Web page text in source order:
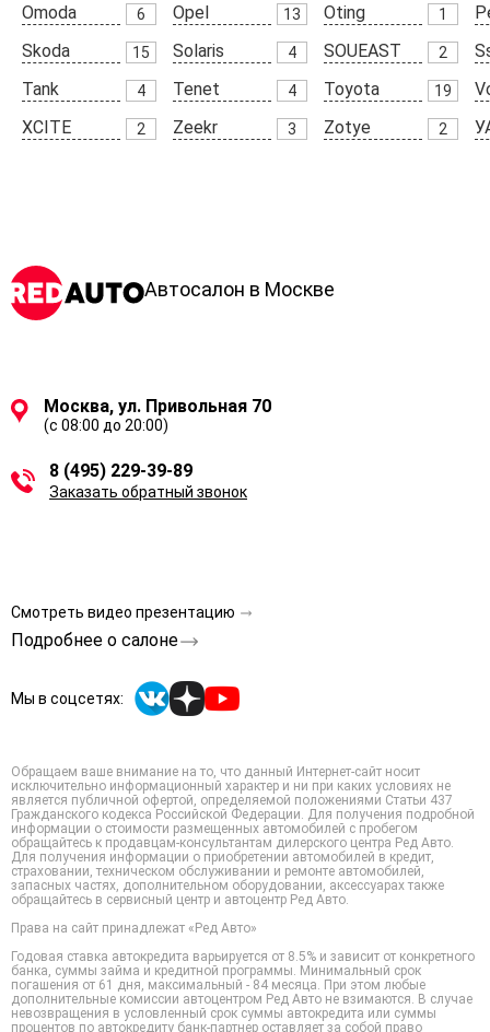
Omoda
6 Opel 13 Oting 1
Skoda
15 Solaris 4 SOUEAST 2
Tank
4 Tenet 4 Toyota 19
XCITE
2 Zeekr 3 Zotye 2
Автосалон в Москве
Москва, ул. Привольная 70
(с 08:00 до 20:00)
8 (495) 229-39-89
Заказать обратный звонок
Смотреть видео презентацию
Подробнее о салоне
Мы в соцсетях:
Обращаем ваше внимание на то, что данный Интернет-сайт носит
исключительно информационный характер и ни при каких условиях не
является публичной офертой, определяемой положениями Статьи 437
Гражданского кодекса Российской Федерации. Для получения подробной
информации о стоимости размещенных автомобилей с пробегом
обращайтесь к продавцам-консультантам дилерского центра Ред Авто.
Для получения информации о приобретении автомобилей в кредит,
страховании, техническом обслуживании и ремонте автомобилей,
запасных частях, дополнительном оборудовании, аксессуарах также
обращайтесь в сервисный центр и автоцентр Ред Авто.
Права на сайт принадлежат «Ред Авто»
Годовая ставка автокредита варьируется от 8.5% и зависит от конкретного
банка, суммы займа и кредитной программы. Минимальный срок
погашения от 61 дня, максимальный - 84 месяца. При этом любые
дополнительные комиссии автоцентром Ред Авто не взимаются. В случае
невозвращения в условленный срок суммы автокредита или суммы
процентов по автокредиту банк-партнер оставляет за собой право